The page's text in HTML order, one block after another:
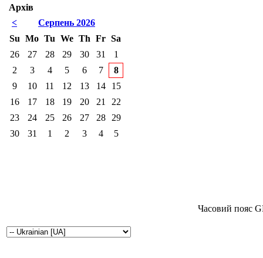
Архів
<
Серпень 2026
Su Mo Tu We Th Fr Sa
26
27 28 29 30 31
1
2
3 4 5 6 7
8
9
10 11 12 13 14
15
16
17 18 19 20 21
22
23
24 25 26 27 28
29
30
31 1 2 3 4 5
Часовий пояс